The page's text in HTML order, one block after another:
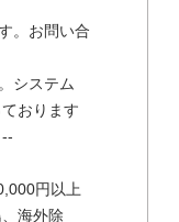
。お問い合
システム
おります
円以上
海外除